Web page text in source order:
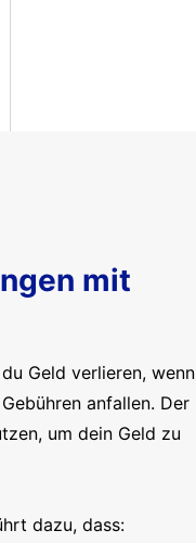
mit
Geld verlieren, wenn
anfallen. Der
um dein Geld zu
dazu, dass: